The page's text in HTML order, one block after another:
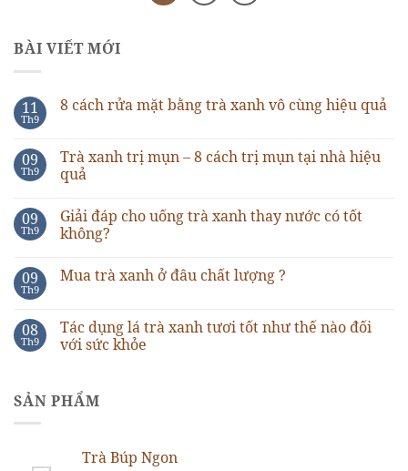
BÀI VIẾT MỚI
11
Th9
8 cách rửa mặt bằng trà xanh vô cùng hiệu quả
09
Th9
Trà xanh trị mụn – 8 cách trị mụn tại nhà hiệu
quả
09
Th9
Giải đáp cho uống trà xanh thay nước có tốt
không?
09
Th9
Mua trà xanh ở đâu chất lượng ?
08
Th9
Tác dụng lá trà xanh tươi tốt như thế nào đối
với sức khỏe
SẢN PHẨM
Trà Búp Ngon